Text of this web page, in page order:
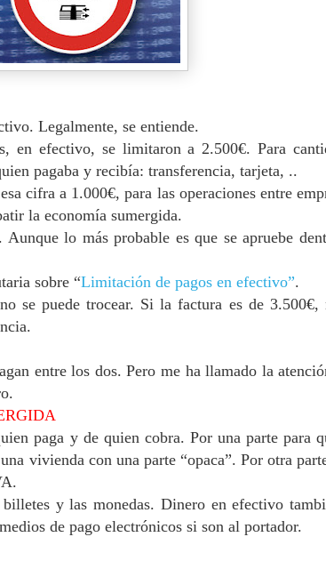
Legalmente, se entiende.
en efectivo, se limitaron a 2.500€. Para
pagaba y recibía: transferencia, tarjeta, ..
cifra a 1.000€, para las operaciones entre
la economía sumergida.
lo más probable es que se apruebe
sobre “Limitación de pagos en efectivo”.
se puede trocear. Si la factura es de 3.500€,
entre los dos. Pero me ha llamado la
paga y de quien cobra. Por una parte para
vivienda con una parte “opaca”. Por otra
y las monedas. Dinero en efectivo
de pago electrónicos si son al portador.